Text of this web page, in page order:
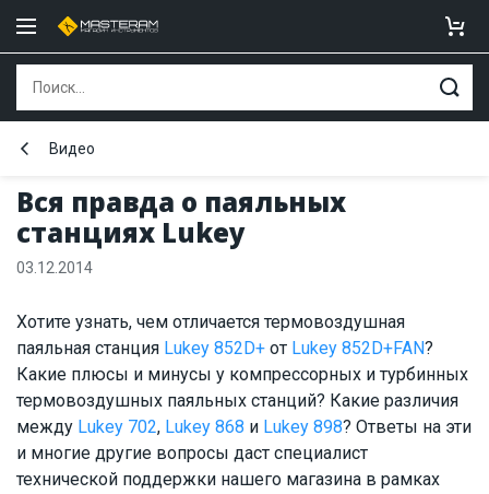
Вся правда о паяльных
станциях Lukey
Видео
03.12.2014
Хотите узнать, чем отличается термовоздушная
паяльная станция Lukey 852D+ от Lukey 852D+FAN?
Какие плюсы и минусы у компрессорных и турбинных
термовоздушных паяльных станций? Какие различия
между Lukey 702, Lukey 868 и Lukey 898? Ответы на эти
и многие другие вопросы даст специалист
технической поддержки нашего магазина в рамках